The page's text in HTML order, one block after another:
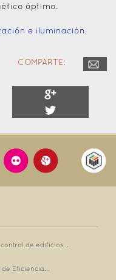
óptimo.
e iluminación,
COMPARTE:
de edificios...
Eficiencia...